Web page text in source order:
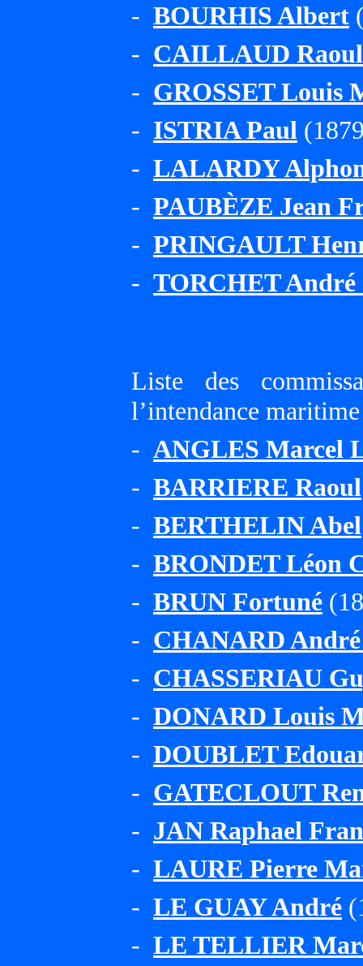
- BOURHIS Albert
- CAILLAUD
- GROSSET Louis
- ISTRIA Paul
- LALARDY
- PAUBÈZE Jean
- PRINGAULT
- TORCHET André
Liste des
l’intendance maritime
- ANGLES Marcel
- BARRIERE Raoul
- BERTHELIN Abel
- BRONDET Léon
- BRUN Fortuné
- CHANARD
- CHASSERIAU
- DONARD Louis
- DOUBLET
- GATECLOUT
- JAN Raphael
- LAURE Pierre
- LE GUAY André
- LE TELLIER